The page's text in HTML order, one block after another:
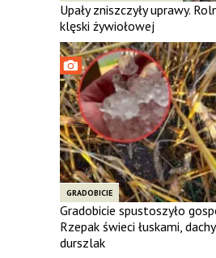
Upały zniszczyły uprawy.
klęski żywiołowej
GRADOBICIE
Gradobicie spustoszyło
Rzepak świeci łuskami,
durszlak